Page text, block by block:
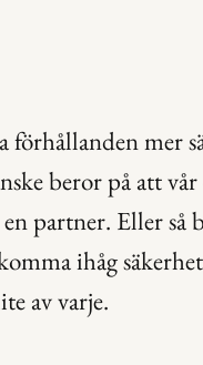
förhållanden mer
beror på att
partner. Eller så
ihåg
av varje.